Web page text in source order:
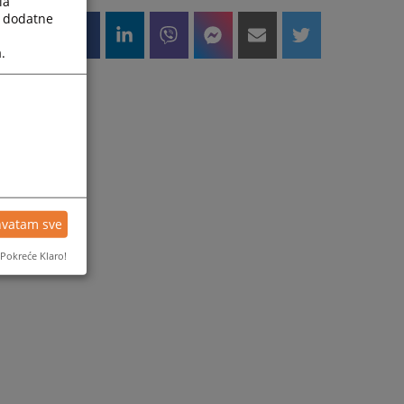
sve
Pokreće Klaro!